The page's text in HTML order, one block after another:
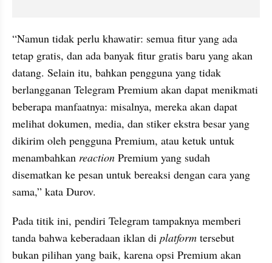
“Namun tidak perlu khawatir: semua fitur yang ada
tetap gratis, dan ada banyak fitur gratis baru yang akan
datang. Selain itu, bahkan pengguna yang tidak
berlangganan Telegram Premium akan dapat menikmati
beberapa manfaatnya: misalnya, mereka akan dapat
melihat dokumen, media, dan stiker ekstra besar yang
dikirim oleh pengguna Premium, atau ketuk untuk
menambahkan reaction Premium yang sudah
disematkan ke pesan untuk bereaksi dengan cara yang
sama,” kata Durov.
Pada titik ini, pendiri Telegram tampaknya memberi
tanda bahwa keberadaan iklan di platform tersebut
bukan pilihan yang baik, karena opsi Premium akan